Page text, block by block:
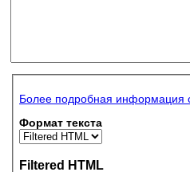
Более подробная информация
Формат текста
Filtered HTML